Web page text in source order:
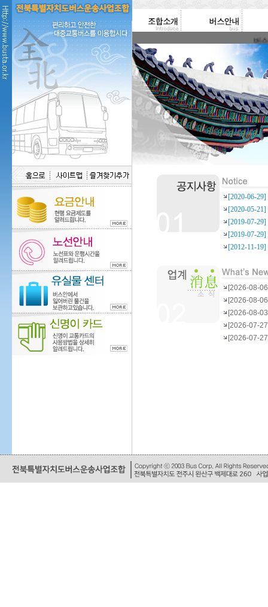
버스운
[2020-06-
[2020-05-
[2019-07-
[2019-07-
[2012-11-
[2026-08-
[2026-08-
[2026-08-
[2026-07-
[2026-07-